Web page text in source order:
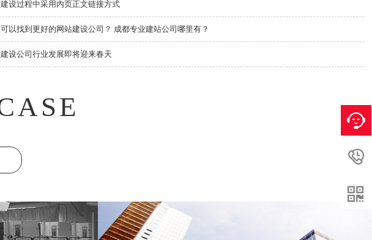
设过程中采用内页正文链接方式
以找到更好的网站建设公司？ 成都专业建站公司哪里有？
设公司行业发展即将迎来春天